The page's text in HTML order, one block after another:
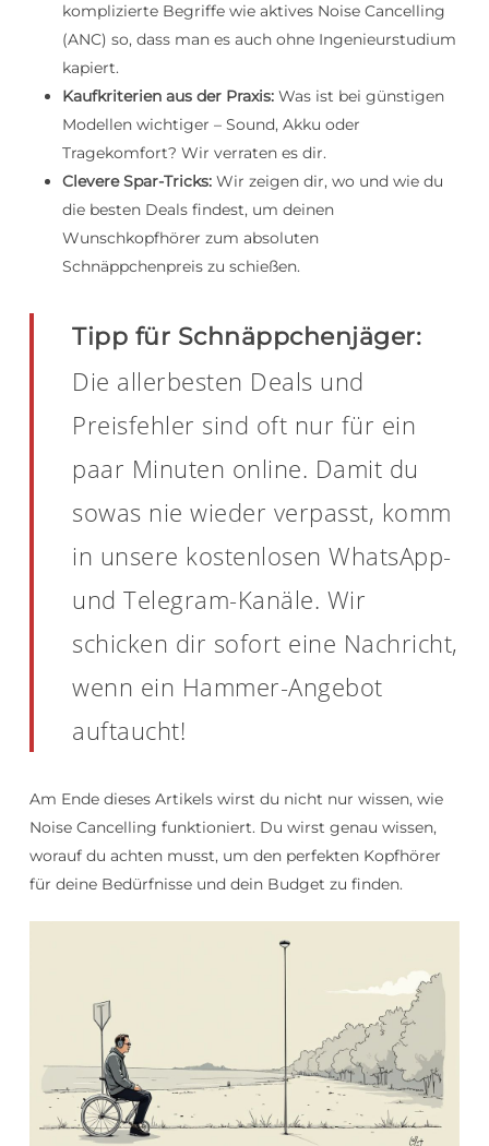
komplizierte Begriffe wie aktives Noise Cancelling
(ANC) so, dass man es auch ohne Ingenieurstudium
kapiert.
Kaufkriterien aus der Praxis:Was ist bei günstigen
Modellen wichtiger – Sound, Akku oder
Tragekomfort? Wir verraten es dir.
Clevere Spar-Tricks:Wir zeigen dir, wo und wie du
die besten Deals findest, um deinen
Wunschkopfhörer zum absoluten
Schnäppchenpreis zu schießen.
Tipp für Schnäppchenjäger:
Die allerbesten Deals und
Preisfehler sind oft nur für ein
paar Minuten online. Damit du
sowas nie wieder verpasst, komm
in unsere kostenlosen WhatsApp-
und Telegram-Kanäle. Wir
schicken dir sofort eine Nachricht,
wenn ein Hammer-Angebot
auftaucht!
Am Ende dieses Artikels wirst du nicht nur wissen, wie
Noise Cancelling funktioniert. Du wirst genau wissen,
worauf du achten musst, um den perfekten Kopfhörer
für deine Bedürfnisse und dein Budget zu finden.